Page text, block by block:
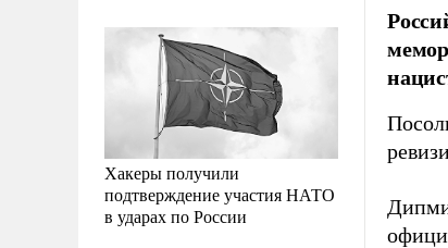
Хакеры получили
подтверждение участия НАТО
в ударах по России